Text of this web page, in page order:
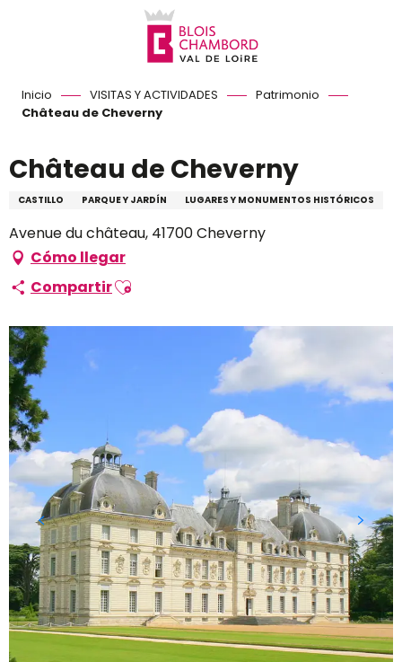
Inicio VISITAS Y ACTIVIDADES
Patrimonio
Château de Cheverny
Château de Cheverny
CASTILLO PARQUE Y JARDÍN LUGARES Y MONUMENTOS HISTÓRICOS
Avenue du château, 41700 Cheverny
Cómo llegar
CompartirAjouter aux favoris